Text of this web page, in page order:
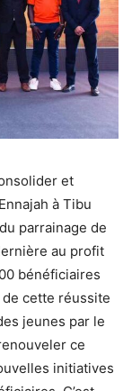
et
à Tibu
parrainage de
au profit
bénéficiaires
cette réussite
jeunes par le
ce
initiatives